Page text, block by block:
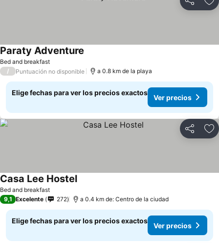
Compartir
Bed and breakfast
Paraty Adventure
/ Puntuación no disponible a 0.8 km de la playa
Elige fechas para ver los precios exactos
Ver precios
Compartir
Bed and breakfast
Casa Lee Hostel
9,1 Excelente 272 a 0.4 km de: Centro de la ciudad
Elige fechas para ver los precios exactos
Ver precios